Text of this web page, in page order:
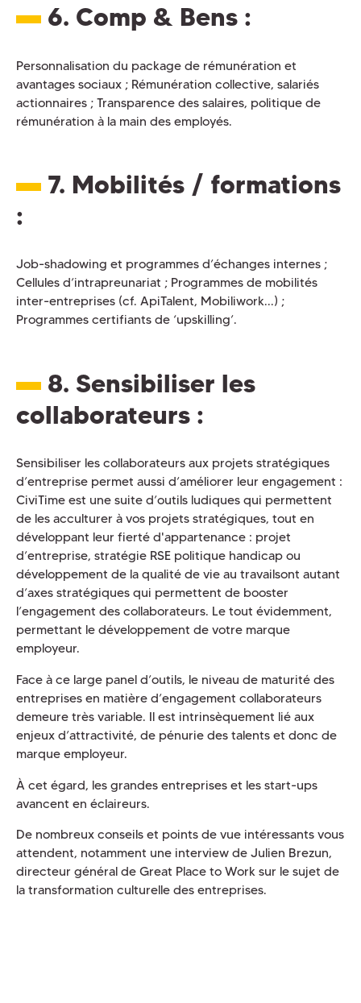
6. Comp & Bens :
Personnalisation du package de rémunération et
avantages sociaux ; Rémunération collective, salariés
actionnaires ; Transparence des salaires, politique de
rémunération à la main des employés.
7. Mobilités / formations
:
Job-shadowing et programmes d’échanges internes ;
Cellules d’intrapreunariat ; Programmes de mobilités
inter-entreprises (cf. ApiTalent, Mobiliwork...) ;
Programmes certifiants de ‘upskilling’.
8. Sensibiliser les
collaborateurs:
Sensibiliser les collaborateurs aux projets stratégiques
d’entreprise permet aussi d’améliorer leur engagement :
CiviTime est une suite d’outils ludiques qui permettent
de les acculturer à vos projets stratégiques, tout en
développant leur fierté d'appartenance : projet
d’entreprise, stratégie RSE politique handicap ou
développement de la qualité de vie au travailsont autant
d’axes stratégiques qui permettent de booster
l’engagement des collaborateurs. Le tout évidemment,
permettant le développement de votre marque
employeur.
Face à ce large panel d’outils, le niveau de maturité des
entreprises en matière d’engagement collaborateurs
demeure très variable. Il est intrinsèquement lié aux
enjeux d’attractivité, de pénurie des talents et donc de
marque employeur.
À cet égard, les grandes entreprises et les start-ups
avancent en éclaireurs.
De nombreux conseils et points de vue intéressants vous
attendent, notamment une interview de Julien Brezun,
directeur général de Great Place to Work sur le sujet de
la transformation culturelle des entreprises.